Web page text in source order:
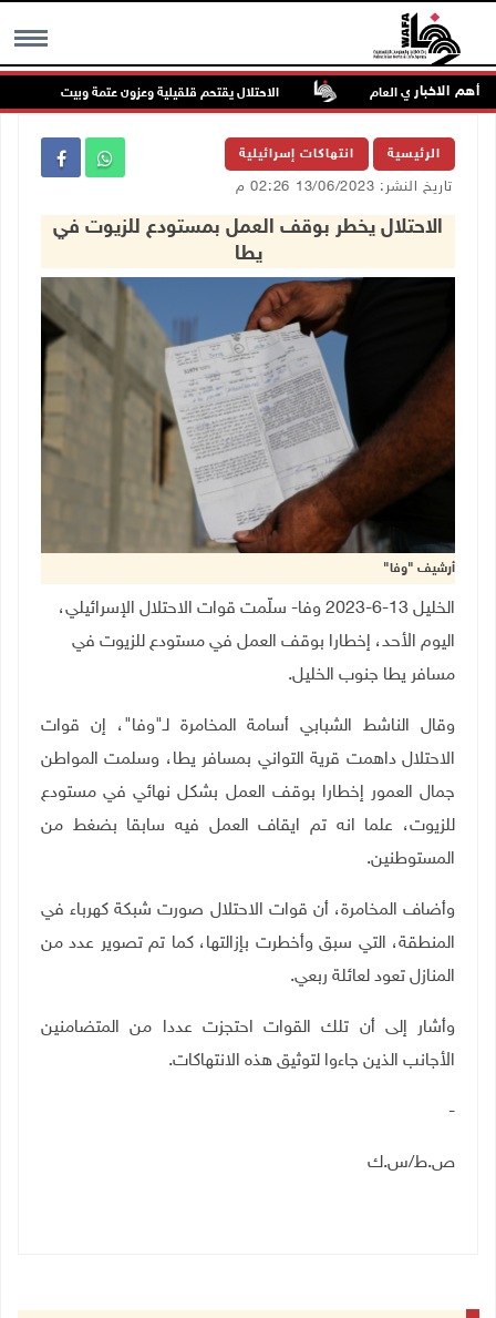
MENU أهم الاخبار
السنوي العام الاحتلال يقتحم قلقيلية وعزون عتمة وبيت أمين
الرئيسية انتهاكات إسرائيلية
تاريخ النشر: 13/06/2023 02:26 م
الاحتلال يخطر بوقف العمل بمستودع للزيوت في
يطا
أرشيف "وفا"
الخليل 13-6-2023 وفا- سلّمت قوات الاحتلال الإسرائيلي،
اليوم الأحد، إخطارا بوقف العمل في مستودع للزيوت في
مسافر يطا جنوب الخليل.
وقال الناشط الشبابي أسامة المخامرة لـ"وفا"، إن قوات
الاحتلال داهمت قرية التواني بمسافر يطا، وسلمت المواطن
جمال العمور إخطارا بوقف العمل بشكل نهائي في مستودع
للزيوت، علما انه تم ايقاف العمل فيه سابقا بضغط من
المستوطنين.
وأضاف المخامرة، أن قوات الاحتلال صورت شبكة كهرباء في
المنطقة، التي سبق وأخطرت بإزالتها، كما تم تصوير عدد من
المنازل تعود لعائلة ربعي.
وأشار إلى أن تلك القوات احتجزت عددا من المتضامنين
الأجانب الذين جاءوا لتوثيق هذه الانتهاكات.
-
ص.ط/س.ك